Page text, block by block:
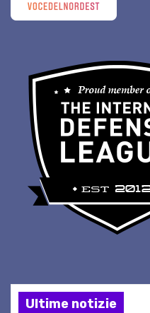
Ultime notizie